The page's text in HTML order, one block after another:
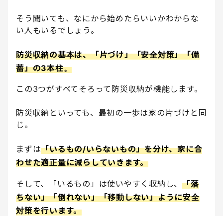
そう聞いても、なにから始めたらいいかわからな
い人もいるでしょう。
防災収納の基本は、「片づけ」「安全対策」「備
蓄」の3本柱。
この3つがすべてそろって防災収納が機能します。
防災収納といっても、最初の一歩は家の片づけと同
じ。
まずは「いるもの/いらないもの」を分け、家に合
わせた適正量に減らしていきます。
そして、「いるもの」は使いやすく収納し、 「落
ちない」「倒れない」「移動しない」ように安全
対策を行います。